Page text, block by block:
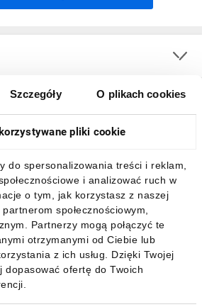
Szczegóły O plikach cookies
pliki cookie
do spersonalizowania treści i reklam,
i analizować ruch w
o tym, jak korzystasz z naszej
społecznościowym,
Partnerzy mogą połączyć te
otrzymanymi od Ciebie lub
z ich usług. Dzięki Twojej
dopasować ofertę do Twoich
naszą aplikację mobilną: